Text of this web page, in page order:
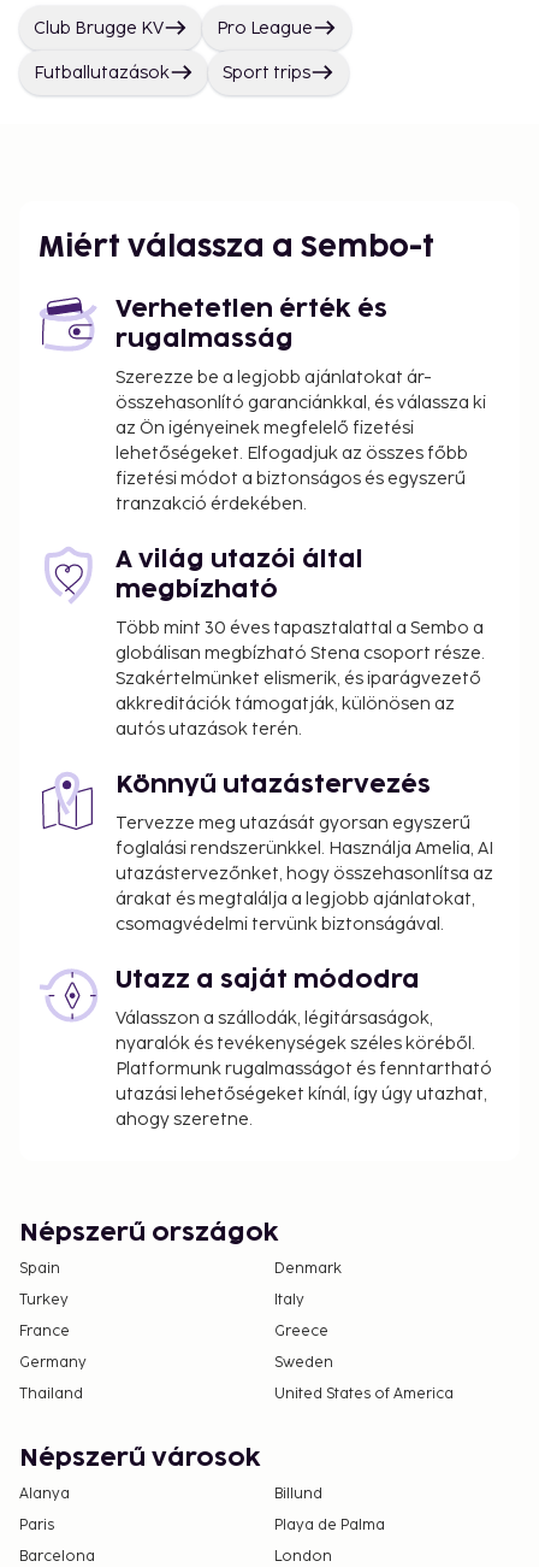
Club Brugge KV Pro League
Futballutazások Sport trips
Miért válassza a Sembo-t
Verhetetlen érték és
rugalmasság
Szerezze be a legjobb ajánlatokat ár-
összehasonlító garanciánkkal, és válassza ki
az Ön igényeinek megfelelő fizetési
lehetőségeket. Elfogadjuk az összes főbb
fizetési módot a biztonságos és egyszerű
tranzakció érdekében.
A világ utazói által
megbízható
Több mint 30 éves tapasztalattal a Sembo a
globálisan megbízható Stena csoport része.
Szakértelmünket elismerik, és iparágvezető
akkreditációk támogatják, különösen az
autós utazások terén.
Könnyű utazástervezés
Tervezze meg utazását gyorsan egyszerű
foglalási rendszerünkkel. Használja Amelia, AI
utazástervezőnket, hogy összehasonlítsa az
árakat és megtalálja a legjobb ajánlatokat,
csomagvédelmi tervünk biztonságával.
Utazz a saját módodra
Válasszon a szállodák, légitársaságok,
nyaralók és tevékenységek széles köréből.
Platformunk rugalmasságot és fenntartható
utazási lehetőségeket kínál, így úgy utazhat,
ahogy szeretne.
Népszerű országok
Spain
Denmark
Turkey
Italy
France
Greece
Germany
Sweden
Thailand
United States of America
Népszerű városok
Alanya
Billund
Paris
Playa de Palma
Barcelona
London